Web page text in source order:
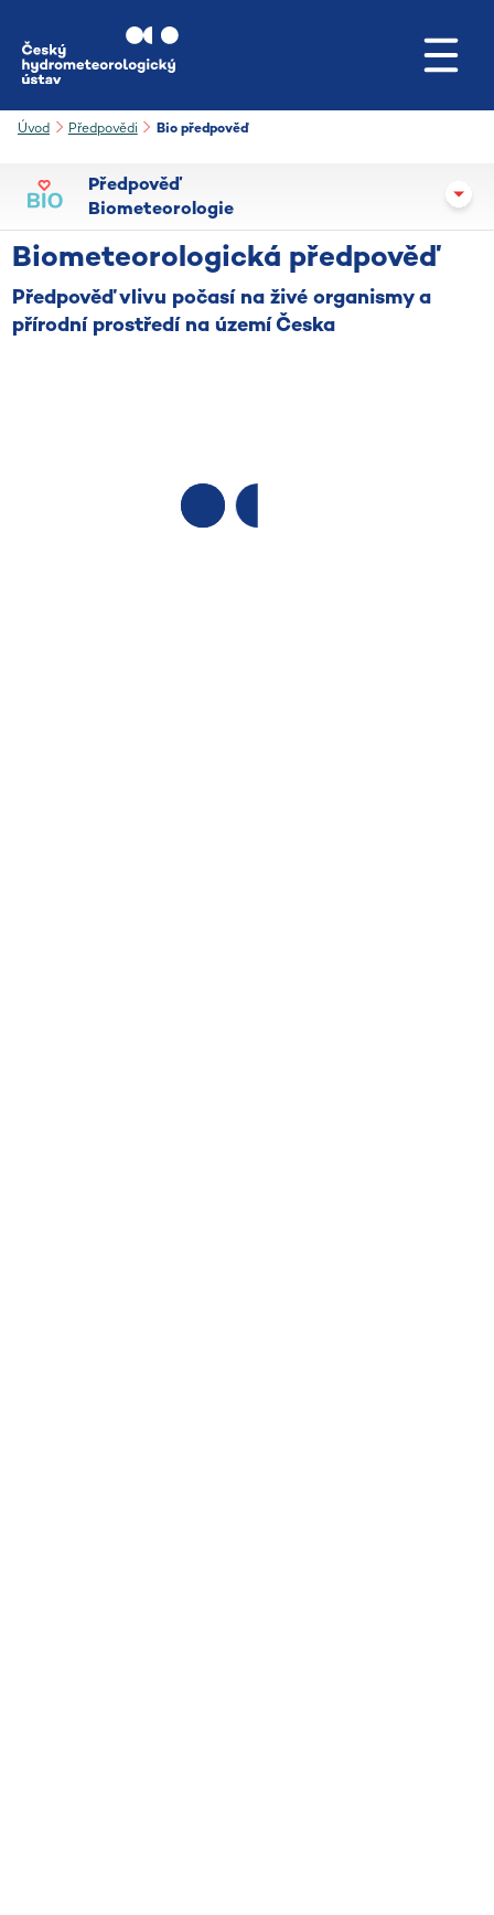
Úvod Předpovědi Bio předpověď
Předpověď
Biometeorologie
Biometeorologická předpověď
Předpověď vlivu počasí na živé organismy a
přírodní prostředí na území Česka